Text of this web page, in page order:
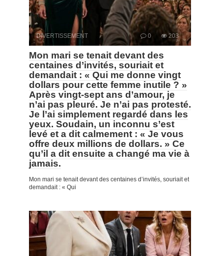
DIVERTISSEMENT 0 203
Mon mari se tenait devant des
centaines d’invités, souriait et
demandait : « Qui me donne vingt
dollars pour cette femme inutile ? »
Après vingt-sept ans d’amour, je
n’ai pas pleuré. Je n’ai pas protesté.
Je l’ai simplement regardé dans les
yeux. Soudain, un inconnu s’est
levé et a dit calmement : « Je vous
offre deux millions de dollars. » Ce
qu’il a dit ensuite a changé ma vie à
jamais.
Mon mari se tenait devant des centaines d’invités, souriait et
demandait : « Qui